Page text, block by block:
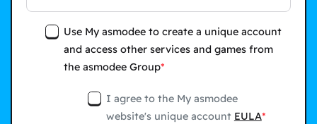
Use My asmodee to create a unique account
and access other services and games from
the asmodee Group
I agree to the My asmodee
website's unique account EULA